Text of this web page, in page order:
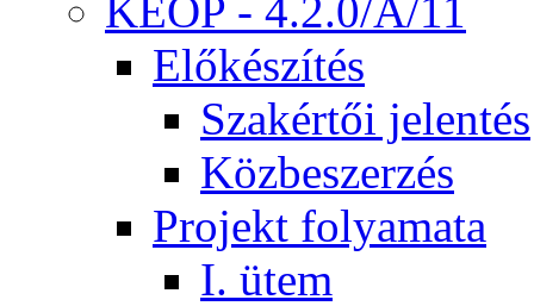
KEOP - 4.2.0/A/11
Előkészítés
Szakértői jelentés
Közbeszerzés
Projekt folyamata
I. ütem